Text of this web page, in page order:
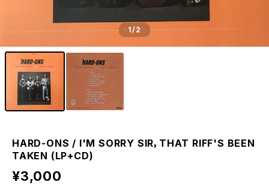
1/2
HARD-ONS / I'M SORRY SIR，THAT RIFF'S BEEN
TAKEN (LP+CD)
¥3,000